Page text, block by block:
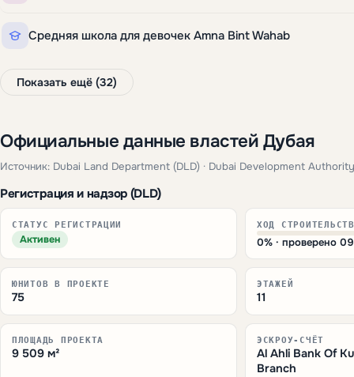
Средняя школа для девочек Amna Bint Wahab
Показать ещё (32)
Официальные данные властей Дубая
Источник: Dubai Land Department (DLD) · Dubai Development
Регистрация и надзор (DLD)
СТАТУС РЕГИСТРАЦИИ
Активен
ХОД
0% · проверено
ЮНИТОВ В ПРОЕКТЕ
75
ЭТАЖЕЙ
11
ПЛОЩАДЬ ПРОЕКТА
9 509 м²
ЭСКРОУ-СЧЁТ
Al Ahli Bank Of
Branch